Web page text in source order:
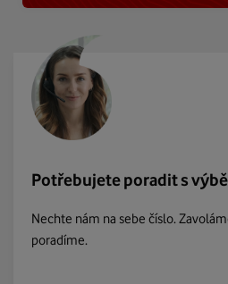
Potřebujete poradit s
Nechte nám na sebe číslo.
poradíme.